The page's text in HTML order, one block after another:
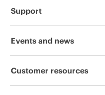
About HPE
Corporate responsibility
Support
Operational support services
Events and news
Events
Customer resources